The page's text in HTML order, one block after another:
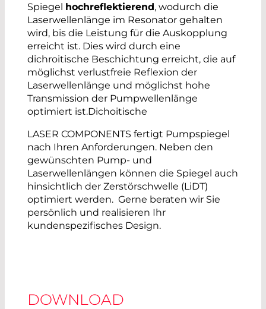
Spiegel hochreflektierend, wodurch die
Laserwellenlänge im Resonator gehalten
wird, bis die Leistung für die Auskopplung
erreicht ist. Dies wird durch eine
dichroitische Beschichtung erreicht, die auf
möglichst verlustfreie Reflexion der
Laserwellenlänge und möglichst hohe
Transmission der Pumpwellenlänge
optimiert ist.Dichoitische
LASER COMPONENTS fertigt Pumpspiegel
nach Ihren Anforderungen. Neben den
gewünschten Pump- und
Laserwellenlängen können die Spiegel auch
hinsichtlich der Zerstörschwelle (LiDT)
optimiert werden. Gerne beraten wir Sie
persönlich und realisieren Ihr
kundenspezifisches Design.
DOWNLOAD